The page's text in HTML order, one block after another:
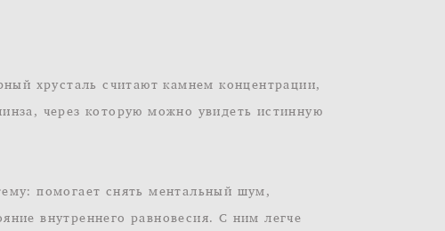
хрусталь считают камнем концентрации,
через которую можно увидеть истинную
помогает снять ментальный шум,
внутреннего равновесия. С ним легче